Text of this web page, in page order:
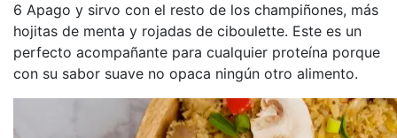
6 Apago y sirvo con el resto de los champiñones, más
hojitas de menta y rojadas de ciboulette. Este es un
perfecto acompañante para cualquier proteína porque
con su sabor suave no opaca ningún otro alimento.